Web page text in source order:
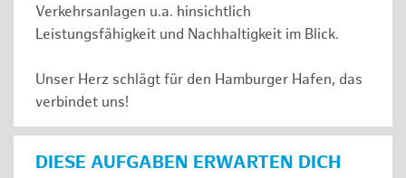
Verkehrsanlagen u.a. hinsichtlich
Leistungsfähigkeit und Nachhaltigkeit im Blick.
Unser Herz schlägt für den Hamburger Hafen, das
verbindet uns!
DIESE AUFGABEN ERWARTEN DICH